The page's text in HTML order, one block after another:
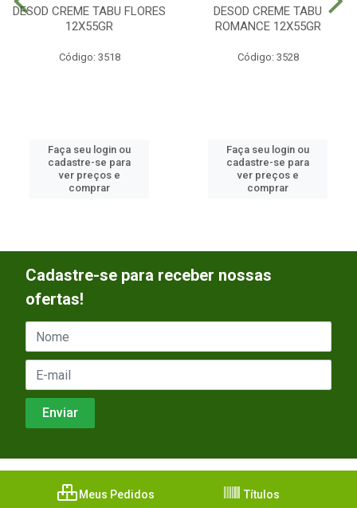
DESOD CREME TABU FLORES
12X55GR
Código: 3518
Faça seu login ou
cadastre-se para
ver preços e
comprar
DESOD CREME TABU
ROMANCE 12X55GR
Código: 3528
Faça seu login ou
cadastre-se para
ver preços e
comprar
Cadastre-se para receber nossas
ofertas!
Meus Pedidos Títulos